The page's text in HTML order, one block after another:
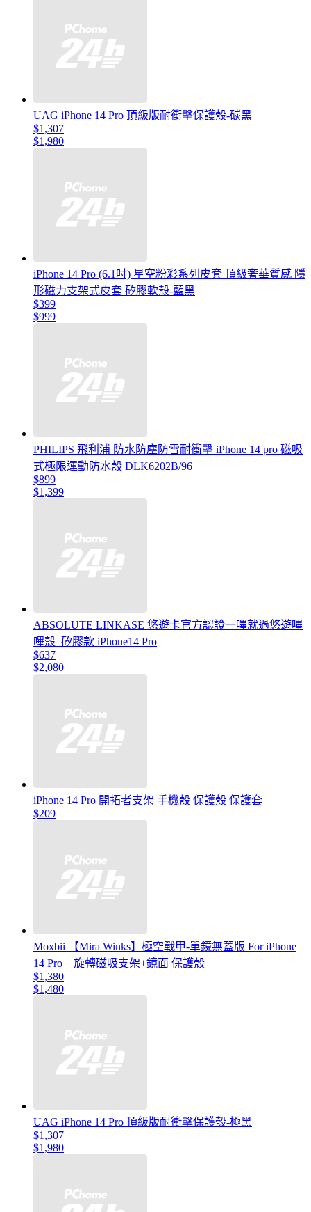
UAG iPhone 14 Pro 頂級版耐衝擊保護殼-碳黑
$1,307
$1,980
iPhone 14 Pro (6.1吋) 星空粉彩系列皮套 頂級奢華質感 隱
形磁力支架式皮套 矽膠軟殼-藍黑
$399
$999
PHILIPS 飛利浦 防水防塵防雪耐衝擊 iPhone 14 pro 磁吸
式極限運動防水殼 DLK6202B/96
$899
$1,399
ABSOLUTE LINKASE 悠遊卡官方認證一嗶就過悠遊嗶
嗶殼_矽膠款 iPhone14 Pro
$637
$2,080
iPhone 14 Pro 開拓者支架 手機殼 保護殼 保護套
$209
Moxbii 【Mira Winks】極空戰甲-單鏡無蓋版 For iPhone
14 Pro 旋轉磁吸支架+鏡面 保護殼
$1,380
$1,480
UAG iPhone 14 Pro 頂級版耐衝擊保護殼-極黑
$1,307
$1,980